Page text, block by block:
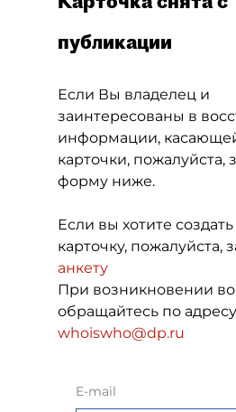
публикации
Если Вы владелец и
заинтересованы в
информации,
карточки, пожалуйста,
форму ниже.
Если вы хотите
карточку, пожалуйста,
анкету
При возникновении
обращайтесь по адресу
whoiswho@dp.ru
E-mail